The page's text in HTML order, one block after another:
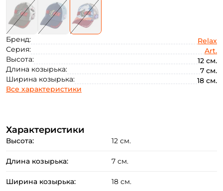
Бренд:
Relax
Серия:
Art.
Высота:
12 см.
Длина козырька:
7 см.
Ширина козырька:
18 см.
Все характеристики
Характеристики
Высота: 12 см.
Длина козырька: 7 см.
Ширина козырька: 18 см.
Создать аккаунт
ФИО: *
Email: *